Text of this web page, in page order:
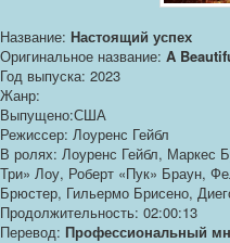
Название: Настоящий успех
Оригинальное название: A
Год выпуска: 2023
Жанр:
Выпущено:США
Режиссер: Лоуренс Гейбл
В ролях: Лоуренс Гейбл, Маркес
Три» Лоу, Роберт «Пук» Браун,
Брюстер, Гильермо Брисено,
Продолжительность: 02:00:13
Перевод: Профессиональный